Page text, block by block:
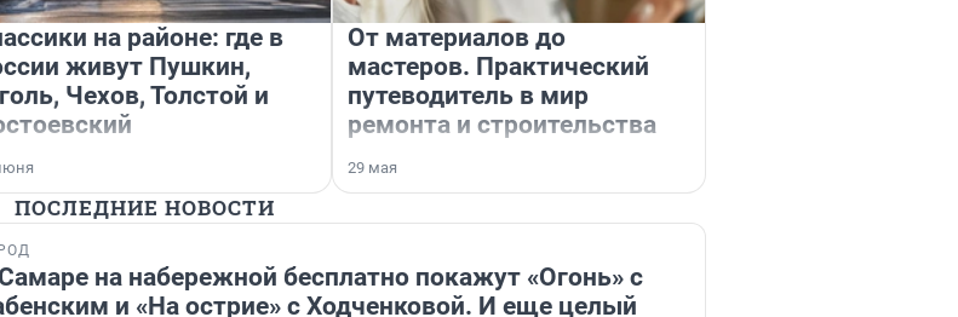
на районе: где в
живут Пушкин,
Чехов, Толстой и
От материалов до
мастеров. Практический
путеводитель в мир
ремонта и строительства
29 мая
ПОСЛЕДНИЕ НОВОСТИ
на набережной бесплатно покажут «Огонь» с
и «На острие» с Ходченковой. И еще целый